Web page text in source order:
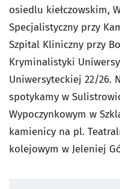
osiedlu kiełczowskim,
Specjalistyczny przy
Szpital Kliniczny przy
Kryminalistyki
Uniwersyteckiej 22/26.
spotykamy w
Wypoczynkowym w
kamienicy na pl.
kolejowym w Jeleniej